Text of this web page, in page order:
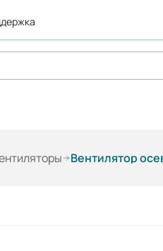
Вентилятор